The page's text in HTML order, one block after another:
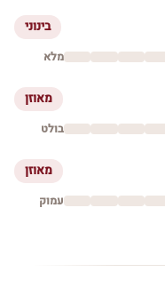
בינוני
מלא
מאוזן
בולט
מאוזן
עמוק